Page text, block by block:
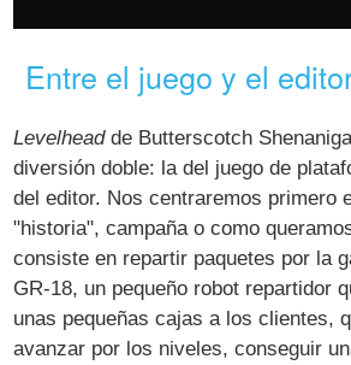
Entre el juego y el
Levelheadde Butterscotch
diversión doble: la del juego de
del editor. Nos centraremos primero
"historia", campaña o como
consiste en repartir paquetes por la
GR-18, un pequeño robot repartidor
unas pequeñas cajas a los clientes,
avanzar por los niveles, conseguir